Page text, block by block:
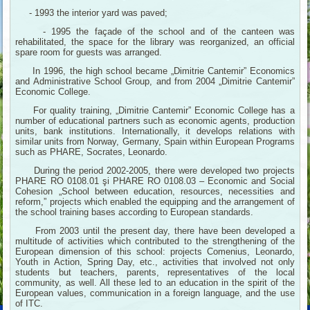
- 1993 the interior yard was paved;
- 1995 the façade of the school and of the canteen was
rehabilitated, the space for the library was reorganized, an official
spare room for guests was arranged.
In 1996, the high school became „Dimitrie Cantemir” Economics
and Administrative School Group, and from 2004 „Dimitrie Cantemir”
Economic College.
For quality training, „Dimitrie Cantemir” Economic College has a
number of educational partners such as economic agents, production
units, bank institutions. Internationally, it develops relations with
similar units from Norway, Germany, Spain within European Programs
such as PHARE, Socrates, Leonardo.
During the period 2002-2005, there were developed two projects
PHARE RO 0108.01 şi PHARE RO 0108.03 – Economic and Social
Cohesion „School between education, resources, necessities and
reform,” projects which enabled the equipping and the arrangement of
the school training bases according to European standards.
From 2003 until the present day, there have been developed a
multitude of activities which contributed to the strengthening of the
European dimension of this school: projects Comenius, Leonardo,
Youth in Action, Spring Day, etc., activities that involved not only
students but teachers, parents, representatives of the local
community, as well. All these led to an education in the spirit of the
European values, communication in a foreign language, and the use
of ITC.